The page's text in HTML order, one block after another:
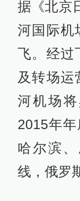
据《北京
河国际机
飞。经过
及转场运
河机场
2015年
哈尔滨
线，俄罗